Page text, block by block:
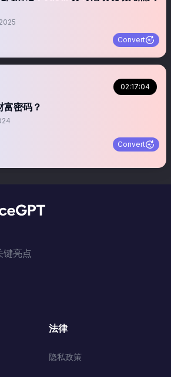
Convert
02:17:04
富密码？
Convert
键亮点
法律
隐私政策